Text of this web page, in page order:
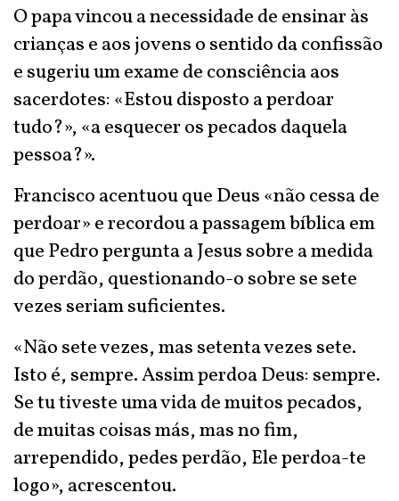
O papa vincou a necessidade de ensinar às
crianças e aos jovens o sentido da confissão
e sugeriu um exame de consciência aos
sacerdotes: «Estou disposto a perdoar
tudo?», «a esquecer os pecados daquela
pessoa?».
Francisco acentuou que Deus «não cessa de
perdoar» e recordou a passagem bíblica em
que Pedro pergunta a Jesus sobre a medida
do perdão, questionando-o sobre se sete
vezes seriam suficientes.
«Não sete vezes, mas setenta vezes sete.
Isto é, sempre. Assim perdoa Deus: sempre.
Se tu tiveste uma vida de muitos pecados,
de muitas coisas más, mas no fim,
arrependido, pedes perdão, Ele perdoa-te
logo», acrescentou.